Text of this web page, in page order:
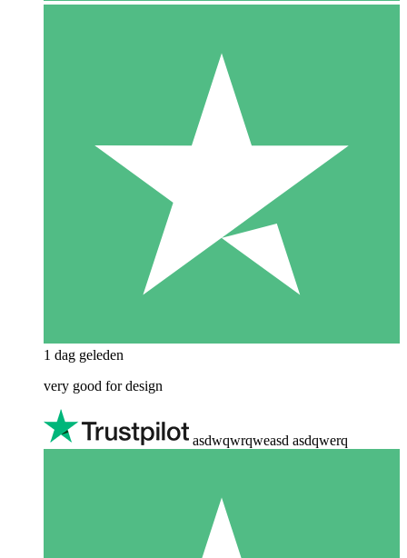
1 dag geleden
very good for design
asdwqwrqweasd asdqwerq